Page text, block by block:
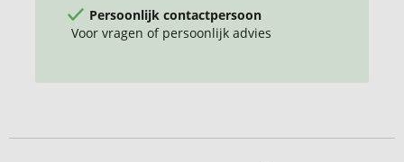
Persoonlijk contactpersoon
Voor vragen of persoonlijk advies